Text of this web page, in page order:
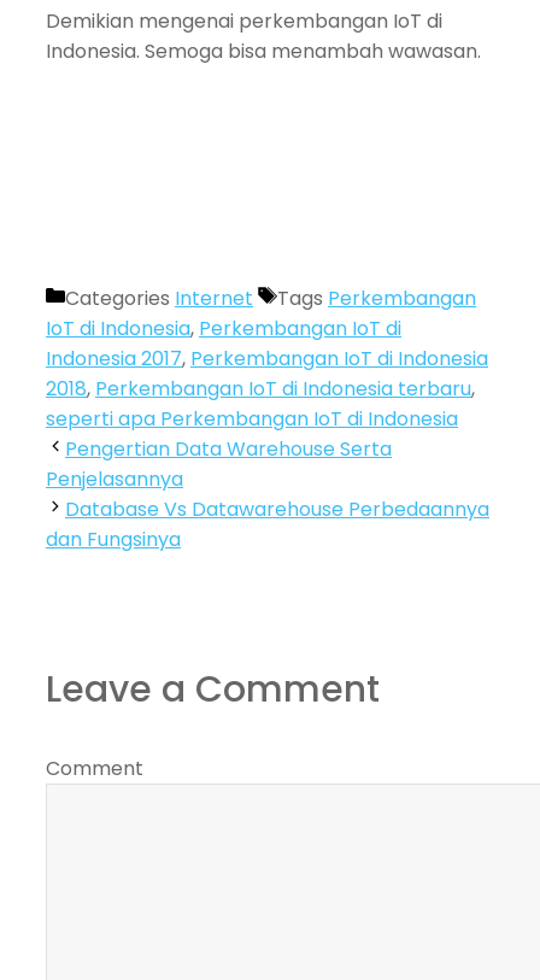
Demikian mengenai perkembangan IoT di
Indonesia. Semoga bisa menambah wawasan.
Categories Internet Tags Perkembangan
IoT di Indonesia, Perkembangan IoT di
Indonesia 2017, Perkembangan IoT di Indonesia
2018, Perkembangan IoT di Indonesia terbaru,
seperti apa Perkembangan IoT di Indonesia
Pengertian Data Warehouse Serta
Penjelasannya
Database Vs Datawarehouse Perbedaannya
dan Fungsinya
Leave a Comment
Comment